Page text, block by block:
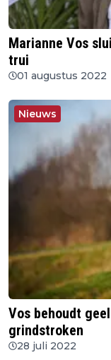
Marianne Vos
trui
01 augustus 2022
Nieuws
Vos behoudt
grindstroken
28 juli 2022